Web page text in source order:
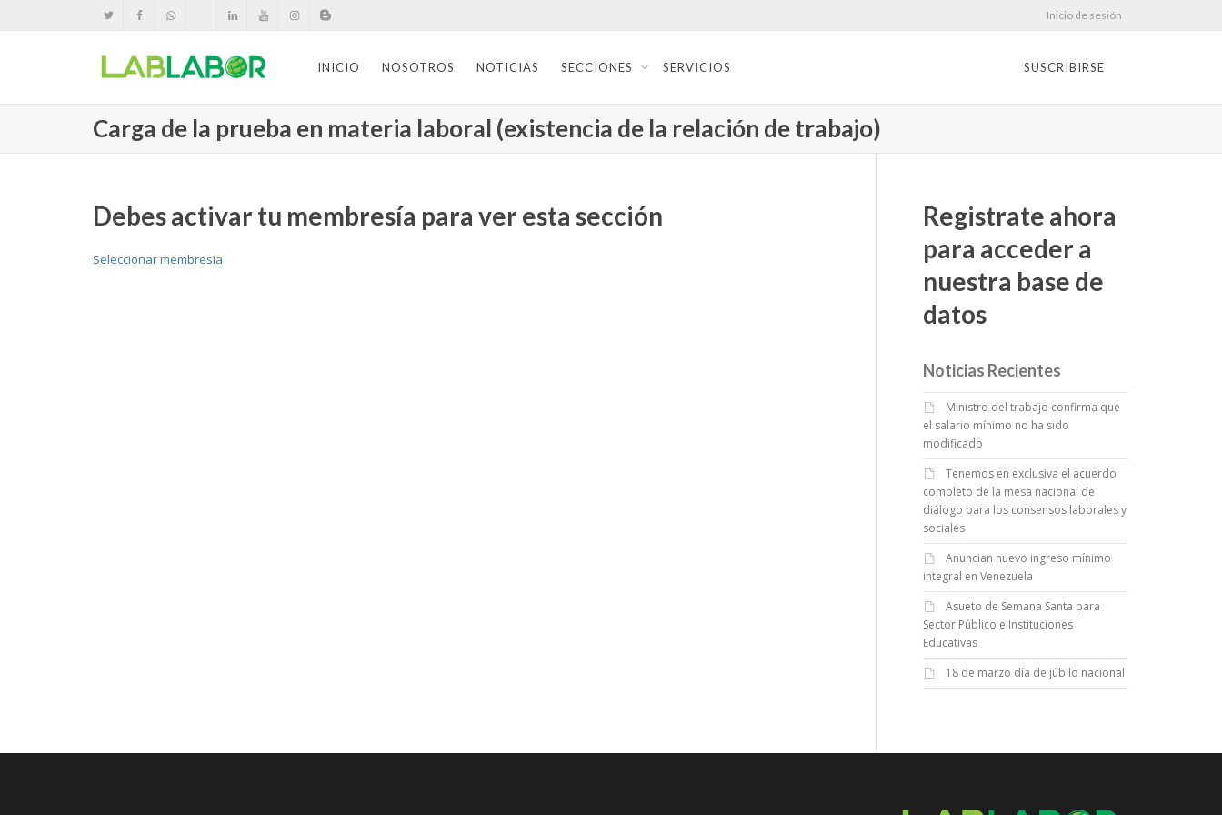
Inicio de sesión
INICIO NOSOTROS NOTICIAS SECCIONES SERVICIOS SUSCRIBIRSE
Carga de la prueba en materia laboral (existencia de la relación de trabajo)
Debes activar tu membresía para ver esta sección
Seleccionar membresía
Registrate ahora
para acceder a
nuestra base de
datos
Noticias Recientes
Ministro del trabajo confirma que
el salario mínimo no ha sido
modificado
Tenemos en exclusiva el acuerdo
completo de la mesa nacional de
diálogo para los consensos laborales y
sociales
Anuncian nuevo ingreso mínimo
integral en Venezuela
Asueto de Semana Santa para
Sector Público e Instituciones
Educativas
18 de marzo día de júbilo nacional